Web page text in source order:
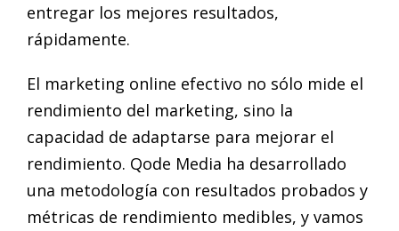
entregar los mejores resultados,
rápidamente.
El marketing online efectivo no sólo mide el
rendimiento del marketing, sino la
capacidad de adaptarse para mejorar el
rendimiento. Qode Media ha desarrollado
una metodología con resultados probados y
métricas de rendimiento medibles, y vamos